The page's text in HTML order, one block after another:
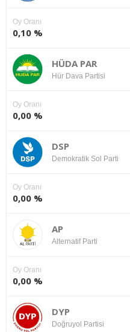
Oy Oranı
0,10 %
HÜDA PAR
Hür Dava Partisi
Oy Oranı
0,00 %
DSP
Demokratik Sol Parti
Oy Oranı
0,00 %
AP
Alternatif Parti
Oy Oranı
0,00 %
DYP
Doğruyol Partisi